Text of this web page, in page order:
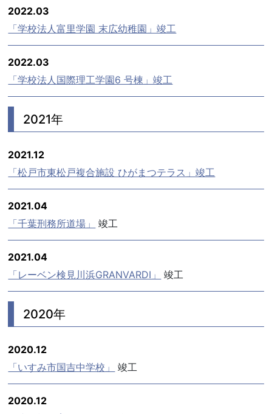
2022.03
「学校法人富里学園 末広幼稚園」竣工
2022.03
「学校法人国際理工学園6 号棟」竣工
2021年
2021.12
「松戸市東松戸複合施設 ひがまつテラス」竣工
2021.04
「千葉刑務所道場」
竣工
2021.04
「レーベン検見川浜GRANVARDI」
竣工
2020年
2020.12
「いすみ市国吉中学校」
竣工
2020.12